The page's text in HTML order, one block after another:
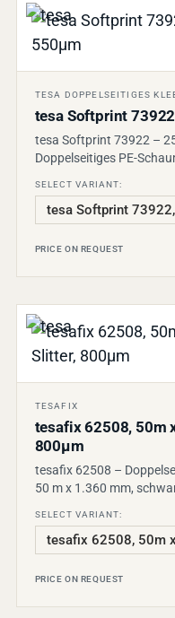
TESA DOPPELSEITIGES
tesa Softprint
tesa Softprint 73922 –
Doppelseitiges PE-
SELECT VARIANT:
PRICE ON REQUEST
TESAFIX
tesafix 62508, 50m
800µm
tesafix 62508 –
50 m x 1.360 mm,
SELECT VARIANT:
PRICE ON REQUEST